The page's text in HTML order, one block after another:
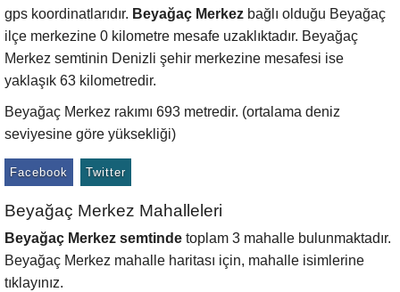
gps koordinatlarıdır. Beyağaç Merkez bağlı olduğu Beyağaç
ilçe merkezine 0 kilometre mesafe uzaklıktadır. Beyağaç
Merkez semtinin Denizli şehir merkezine mesafesi ise
yaklaşık 63 kilometredir.
Beyağaç Merkez rakımı 693 metredir. (ortalama deniz
seviyesine göre yüksekliği)
Facebook Twitter
Beyağaç Merkez Mahalleleri
Beyağaç Merkez semtinde toplam 3 mahalle bulunmaktadır.
Beyağaç Merkez mahalle haritası için, mahalle isimlerine
tıklayınız.